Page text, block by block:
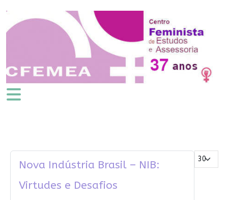
Mostrar #
Nova Indústria Brasil – NIB:
Virtudes e Desafios